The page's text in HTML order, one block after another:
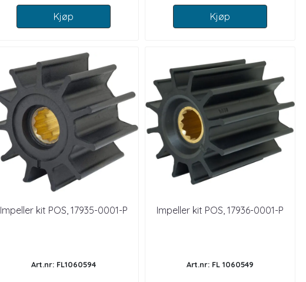
Kjøp Kjøp
Impeller kit POS, 17935-0001-P
Art.nr: FL1060594
Impeller kit POS, 17936-0001-P
Art.nr: FL 1060549